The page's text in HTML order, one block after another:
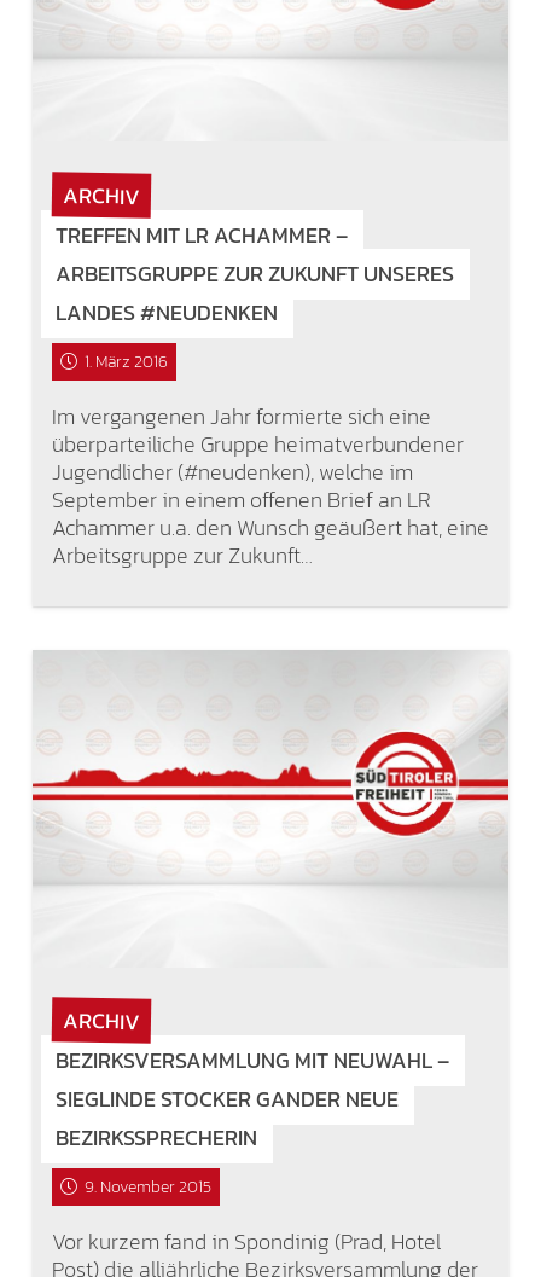
ARCHIV
TREFFEN MIT LR ACHAMMER –
ARBEITSGRUPPE ZUR ZUKUNFT UNSERES
LANDES #NEUDENKEN
1. März 2016
Im vergangenen Jahr formierte sich eine
überparteiliche Gruppe heimatverbundener
Jugendlicher (#neudenken), welche im
September in einem offenen Brief an LR
Achammer u.a. den Wunsch geäußert hat, eine
Arbeitsgruppe zur Zukunft…
ARCHIV
BEZIRKSVERSAMMLUNG MIT NEUWAHL –
SIEGLINDE STOCKER GANDER NEUE
BEZIRKSSPRECHERIN
9. November 2015
Vor kurzem fand in Spondinig (Prad, Hotel
Post) die alljährliche Bezirksversammlung der